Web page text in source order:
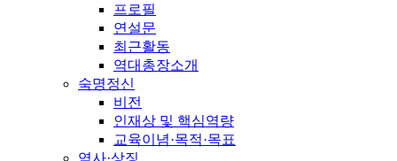
프로필
연설문
최근활동
역대총장소개
숙명정신
비전
인재상 및 핵심역량
교육이념·목적·목표
역사·상징